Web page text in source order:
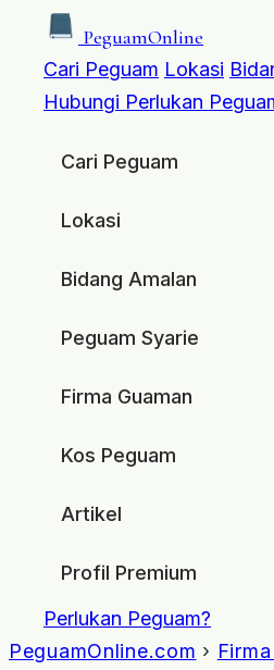
PeguamOnline
Cari Peguam Lokasi
Hubungi Perlukan
Cari Peguam
Lokasi
Bidang Amalan
Peguam Syarie
Firma Guaman
Kos Peguam
Artikel
Profil Premium
Perlukan Peguam?
PeguamOnline.com ›